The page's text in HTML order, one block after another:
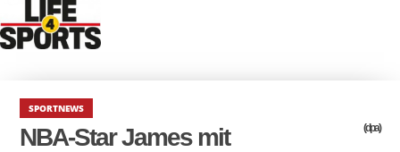
SPORTNEWS
NBA-Star James mit
(dpa)